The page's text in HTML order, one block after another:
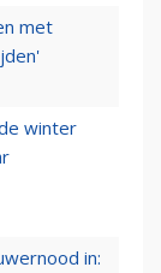
met
winter
in: